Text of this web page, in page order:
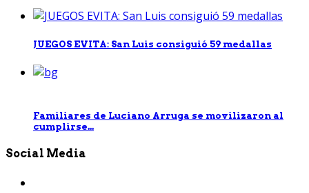
JUEGOS EVITA: San Luis consiguió 59 medallas
Familiares de Luciano Arruga se movilizaron al
cumplirse...
Social Media